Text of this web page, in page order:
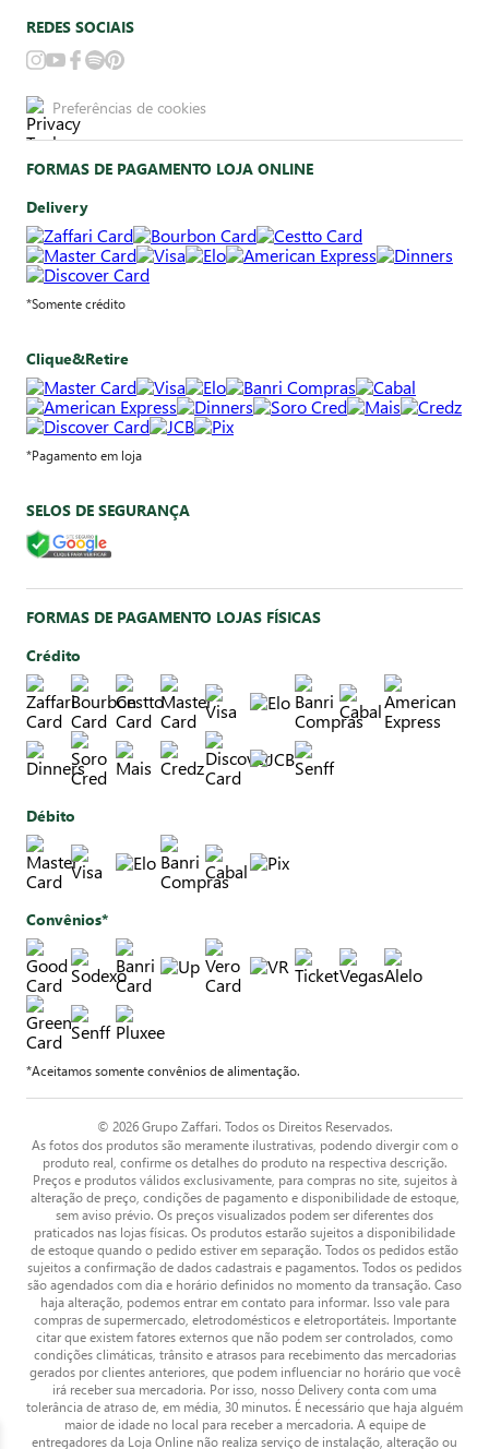
REDES SOCIAIS
Preferências de cookies
FORMAS DE PAGAMENTO LOJA ONLINE
Delivery
*Somente crédito
Clique&Retire
*Pagamento em loja
SELOS DE SEGURANÇA
FORMAS DE PAGAMENTO LOJAS FÍSICAS
Crédito
Débito
Convênios*
*Aceitamos somente convênios de alimentação.
© 2026 Grupo Zaffari. Todos os Direitos Reservados.
As fotos dos produtos são meramente ilustrativas, podendo divergir com o
produto real, confirme os detalhes do produto na respectiva descrição.
Preços e produtos válidos exclusivamente, para compras no site, sujeitos à
alteração de preço, condições de pagamento e disponibilidade de estoque,
sem aviso prévio. Os preços visualizados podem ser diferentes dos
praticados nas lojas físicas. Os produtos estarão sujeitos a disponibilidade
de estoque quando o pedido estiver em separação. Todos os pedidos estão
sujeitos a confirmação de dados cadastrais e pagamentos. Todos os pedidos
são agendados com dia e horário definidos no momento da transação. Caso
haja alteração, podemos entrar em contato para informar. Isso vale para
compras de supermercado, eletrodomésticos e eletroportáteis. Importante
citar que existem fatores externos que não podem ser controlados, como
condições climáticas, trânsito e atrasos para recebimento das mercadorias
gerados por clientes anteriores, que podem influenciar no horário que você
irá receber sua mercadoria. Por isso, nosso Delivery conta com uma
tolerância de atraso de, em média, 30 minutos. É necessário que haja alguém
maior de idade no local para receber a mercadoria. A equipe de
entregadores da Loja Online não realiza serviço de instalação, alteração ou